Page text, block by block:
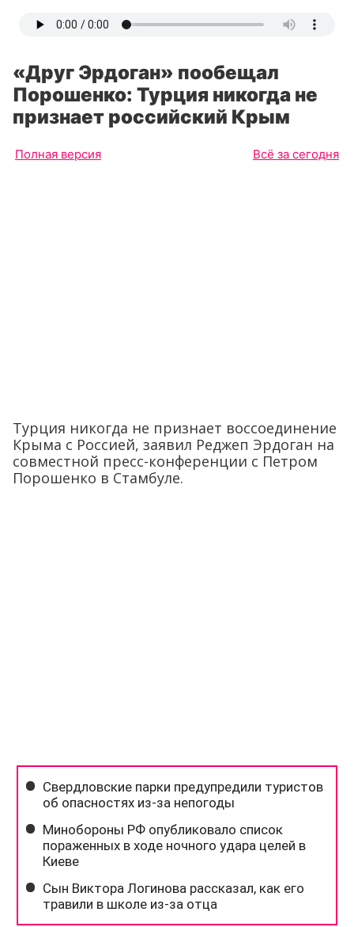
«Друг Эрдоган» пообещал
Порошенко: Турция никогда не
признает российский Крым
Полная версия Всё за сегодня
Турция никогда не признает воссоединение
Крыма с Россией, заявил Реджеп Эрдоган на
совместной пресс-конференции с Петром
Порошенко в Стамбуле.